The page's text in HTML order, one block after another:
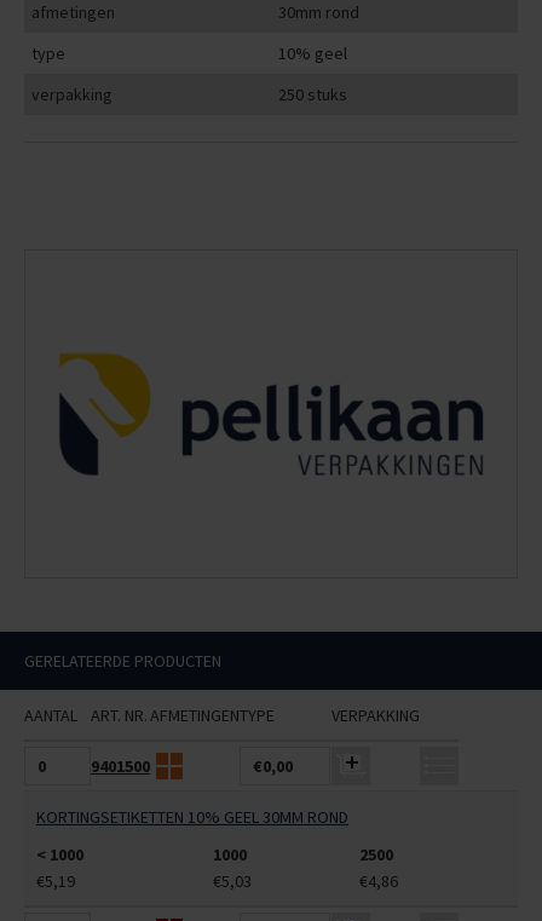
afmetingen
30mm rond
type
10% geel
verpakking
250 stuks
GERELATEERDE PRODUCTEN
AANTAL ART. NR.AFMETINGENTYPE VERPAKKING
9401500 €0,00
KORTINGSETIKETTEN 10% GEEL 30MM ROND
< 1000
1000
2500
€5,19
€5,03 €4,86